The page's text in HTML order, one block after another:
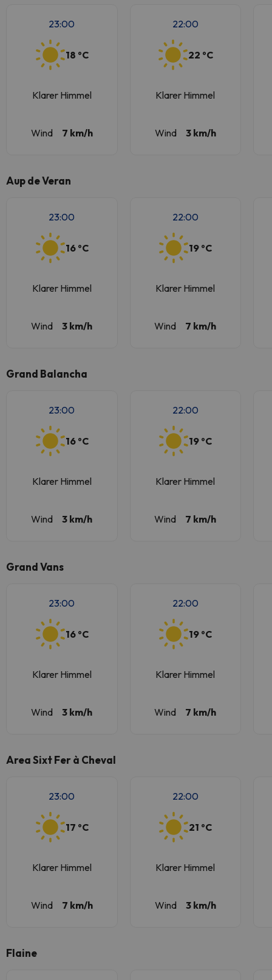
23:00
18 ºC
Klarer Himmel
Wind 7 km/h
22:00
22 ºC
Klarer Himmel
Wind 3 km/h
Aup de Veran
23:00
16 ºC
Klarer Himmel
Wind 3 km/h
22:00
19 ºC
Klarer Himmel
Wind 7 km/h
Grand Balancha
23:00
16 ºC
Klarer Himmel
Wind 3 km/h
22:00
19 ºC
Klarer Himmel
Wind 7 km/h
Grand Vans
23:00
16 ºC
Klarer Himmel
Wind 3 km/h
22:00
19 ºC
Klarer Himmel
Wind 7 km/h
Area Sixt Fer à Cheval
23:00
17 ºC
Klarer Himmel
Wind 7 km/h
22:00
21 ºC
Klarer Himmel
Wind 3 km/h
Flaine